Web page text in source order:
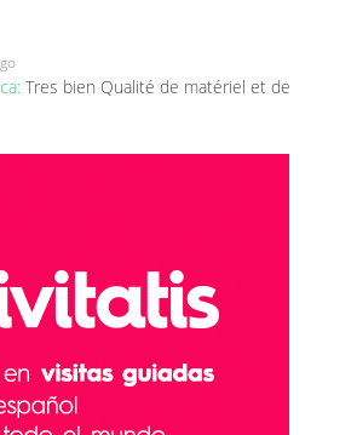
Tres bien Qualité de matériel et de